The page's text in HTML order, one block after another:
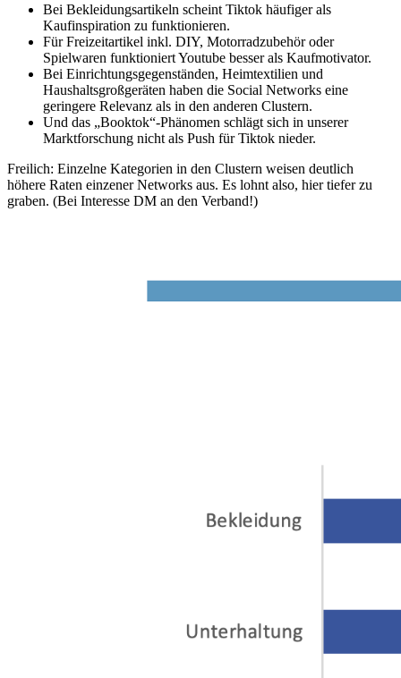
Bei Bekleidungsartikeln scheint Tiktok häufiger als
Kaufinspiration zu funktionieren.
Für Freizeitartikel inkl. DIY, Motorradzubehör oder
Spielwaren funktioniert Youtube besser als Kaufmotivator.
Bei Einrichtungsgegenständen, Heimtextilien und
Haushaltsgroßgeräten haben die Social Networks eine
geringere Relevanz als in den anderen Clustern.
Und das „Booktok“-Phänomen schlägt sich in unserer
Marktforschung nicht als Push für Tiktok nieder.
Freilich: Einzelne Kategorien in den Clustern weisen deutlich
höhere Raten einzener Networks aus. Es lohnt also, hier tiefer zu
graben. (Bei Interesse DM an den Verband!)